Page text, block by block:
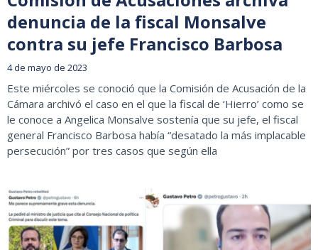
denuncia de la fiscal Monsalve
contra su jefe Francisco Barbosa
4 de mayo de 2023
Este miércoles se conoció que la Comisión de Acusación de la
Cámara archivó el caso en el que la fiscal de ‘Hierro’ como se
le conoce a Angelica Monsalve sostenía que su jefe, el fiscal
general Francisco Barbosa había “desatado la más implacable
persecución” por tres casos que según ella